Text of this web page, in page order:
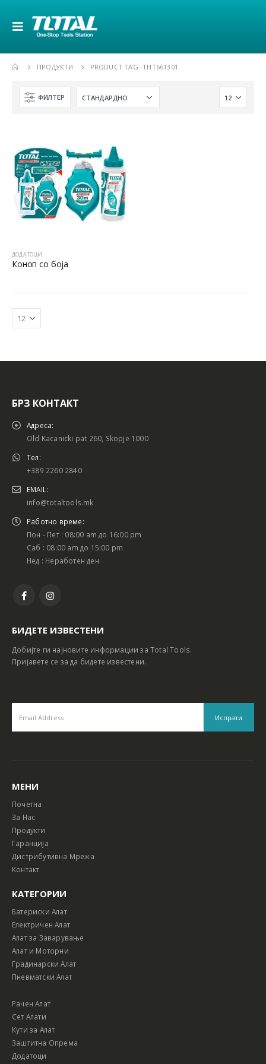
ПРОДУКТИ PRODUCT TAG -THT661301
ФИЛТЕР
ДОДАТОЦИ
Коноп со боја
Батериски сет
Батериски сет Ротирачки Чекан и Бормашина 20V
БРЗ КОНТАКТ
Адреса:
Old Kacanicki pat 260, Skopje 1000
Тел:
+389 2260 2840
EMAIL:
info@totaltools.mk
Работно време:
Пон - Пет : 08:00 am до 16:00 pm
Саб : 08:00 am до 15:00 pm
Нед : Неработен ден
БИДЕТЕ ИЗВЕСТЕНИ
Добијте ги најновите информации за Total Tools.
Пријавете се за да бидете известени.
МЕНИ
Почетна
За Нас
Продукти
Гаранција
Дистрибутивна Мрежа
Контакт
КАТЕГОРИИ
Батериски Алат
Електричен Алат
Алат за Заварување
Алат и Моторни
Градинарски Алат
Пневматски Алат
Рачен Алат
Сет Алати
Кути за Алат
Заштитна Опрема
Додатоци